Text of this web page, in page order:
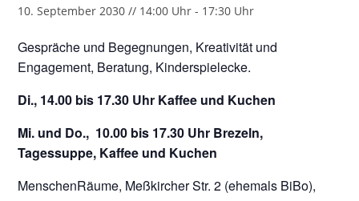
10. September 2030 // 14:00 Uhr - 17:30 Uhr
Gespräche und Begegnungen, Kreativität und
Engagement, Beratung, Kinderspielecke.
Di., 14.00 bis 17.30 Uhr Kaffee und Kuchen
Mi. und Do., 10.00 bis 17.30 Uhr Brezeln,
Tagessuppe, Kaffee und Kuchen
MenschenRäume, Meßkircher Str. 2 (ehemals BiBo),